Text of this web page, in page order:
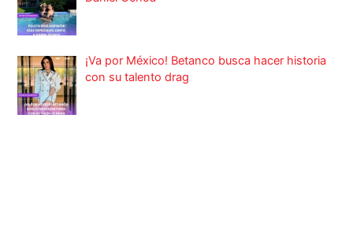
¡Va por México! Betanco busca hacer historia
con su talento drag